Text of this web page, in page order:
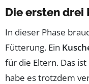
Die ersten drei
In dieser Phase
Fütterung. Ein
für die Eltern. Das
habe es trotzdem